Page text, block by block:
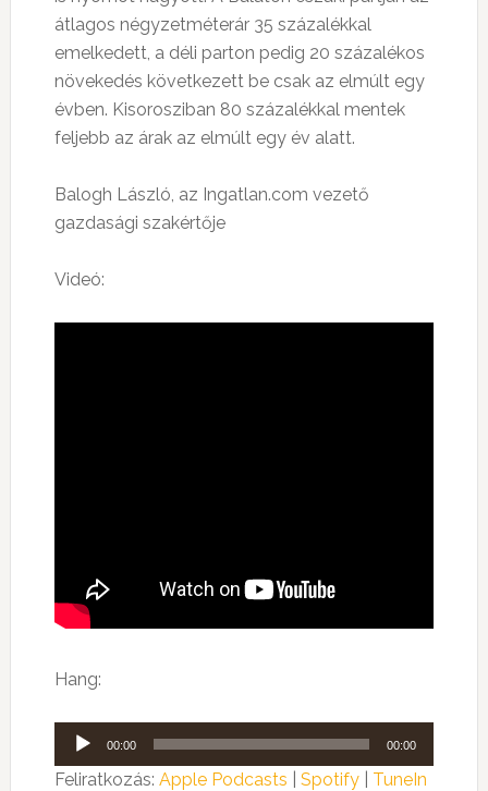
átlagos négyzetméterár 35 százalékkal
emelkedett, a déli parton pedig 20 százalékos
növekedés következett be csak az elmúlt egy
évben. Kisorosziban 80 százalékkal mentek
feljebb az árak az elmúlt egy év alatt.
Balogh László, az Ingatlan.com vezető
gazdasági szakértője
Videó:
Hang:
Audió
lejátszó
00:00 00:00
Feliratkozás: Apple Podcasts Spotify| TuneIn